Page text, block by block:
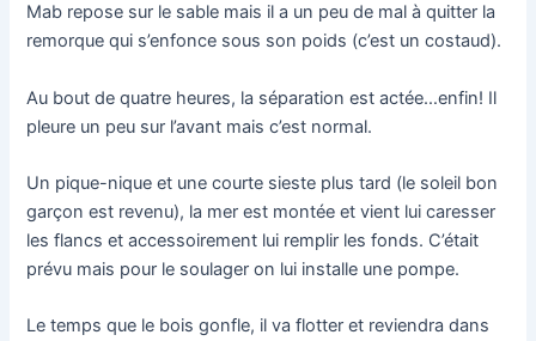
Mab repose sur le sable mais il a un peu de mal à quitter la
remorque qui s’enfonce sous son poids (c’est un costaud).
Au bout de quatre heures, la séparation est actée…enfin! Il
pleure un peu sur l’avant mais c’est normal.
Un pique-nique et une courte sieste plus tard (le soleil bon
garçon est revenu), la mer est montée et vient lui caresser
les flancs et accessoirement lui remplir les fonds. C’était
prévu mais pour le soulager on lui installe une pompe.
Le temps que le bois gonfle, il va flotter et reviendra dans